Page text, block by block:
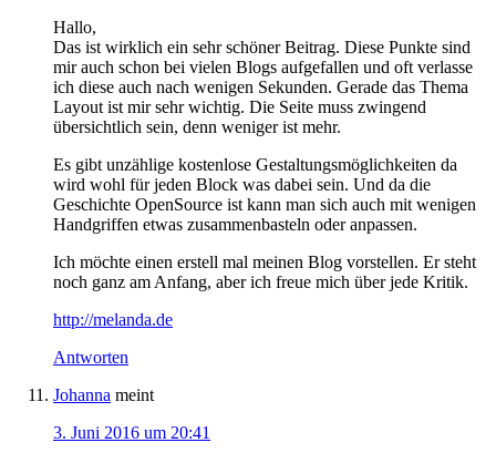
Hallo,
Das ist wirklich ein sehr schöner Beitrag. Diese Punkte sind
mir auch schon bei vielen Blogs aufgefallen und oft verlasse
ich diese auch nach wenigen Sekunden. Gerade das Thema
Layout ist mir sehr wichtig. Die Seite muss zwingend
übersichtlich sein, denn weniger ist mehr.
Es gibt unzählige kostenlose Gestaltungsmöglichkeiten da
wird wohl für jeden Block was dabei sein. Und da die
Geschichte OpenSource ist kann man sich auch mit wenigen
Handgriffen etwas zusammenbasteln oder anpassen.
Ich möchte einen erstell mal meinen Blog vorstellen. Er steht
noch ganz am Anfang, aber ich freue mich über jede Kritik.
http://melanda.de
Antworten
Johanna meint
3. Juni 2016 um 20:41